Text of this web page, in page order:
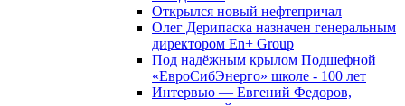
Открылся новый нефтепричал
Олег Дерипаска назначен генеральным
директором En+ Group
Под надёжным крылом Подшефной
«ЕвроСибЭнерго» школе - 100 лет
Интервью — Евгений Федоров,